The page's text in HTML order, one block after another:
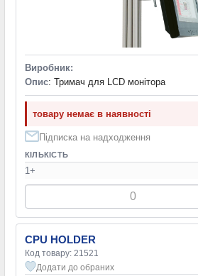
Виробник:
Опис: Тримач для LCD монітора
товару немає в наявності
Підписка на надходження
КІЛЬКІСТЬ
1+
CPU HOLDER
Код товару: 21521
Додати до обраних